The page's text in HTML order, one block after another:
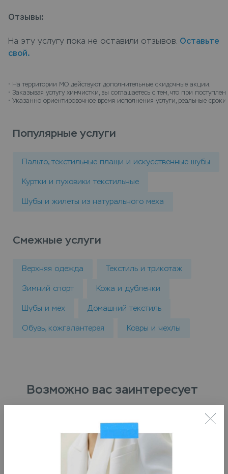
поможет не только очистить изделие от пятен и
первозданный вид, специалисты нашей компании
бережно очистят кожаный пуховик длинный
особенности материала и вида загрязнения. Сдать
кожаный пуховик длинный в химчистку можно в
доставит их чистыми.
Отзывы:
На эту услугу пока не оставили отзывов. Оставьте
свой.
• На территории МО действуют дополнительные скидочные акции.
• Заказывая услугу химчистки, вы соглашаетесь с тем, что при
• Указанно ориентировочное время исполнения услуги, реальные сроки
Популярные услуги
Пальто, текстильные плащи и искусственные шубы
Куртки и пуховики текстильные
Шубы и жилеты из натурального меха
Смежные услуги
Верхняя одежда Текстиль и трикотаж
Зимний спорт Кожа и дубленки
Шубы и мех Домашний текстиль
Обувь, кожгалантерея Ковры и чехлы
Возможно вас заинтересует